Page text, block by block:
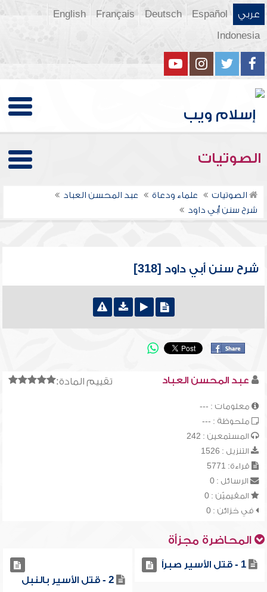
عربي Español
Deutsch
Français
English
Indonesia
الصوتيات
الصوتيات علماء ودعاة
عبد المحسن العباد
شرح سنن أبي داود
شرح سنن أبي داود [318]
تقييم المادة: عبد المحسن العباد
معلومات : ---
ملحوظة : ---
المستمعين : 242
التنزيل : 1526
قراءة: 5771
الرسائل : 0
المقيميّن : 0
في خزائن : 0
المحاضرة مجزأة
1 - قتل الأسير صبراً
2 - قتل الأسير بالنبل